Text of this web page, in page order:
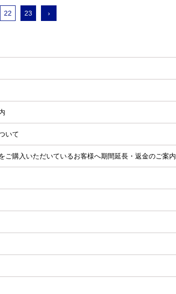
22 23 ›
いて
ご購入いただいているお客様へ期間延長・返金のご案内